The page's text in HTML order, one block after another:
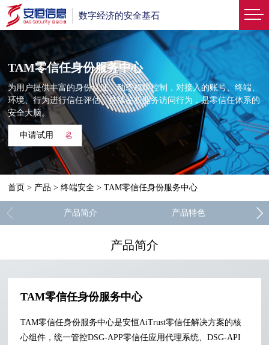
数字经济的安全基石
TAM零信任身份服务中心
为用户提供丰富的身份认证、动态权限控制，对接入的账号、终端、
环境、行为进行信任评估，持续鉴权业务访问行为，是零信任体系的
安全大脑。
申请试用
首页 > 产品 >终端安全 >TAM零信任身份服务中心
产品简介 产品特色
产品简介
TAM零信任身份服务中心
TAM零信任身份服务中心是安恒AiTrust零信任解决方案的核
心组件，统一管控DSG-APP零信任应用代理系统、DSG-API